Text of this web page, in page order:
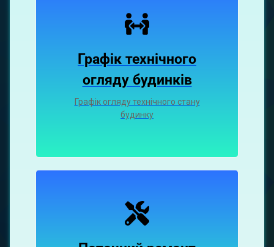
Графік технічного
огляду будинків
Графік огляду технічного стану
будинку